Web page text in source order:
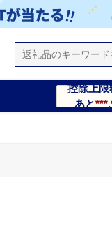
控除上限
あと